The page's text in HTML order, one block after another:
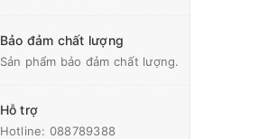
Bảo đảm chất lượng
Sản phẩm bảo đảm chất lượng.
Hỗ trợ
Hotline: 088789388